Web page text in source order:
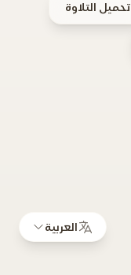
تحميل التلاوة
العربية